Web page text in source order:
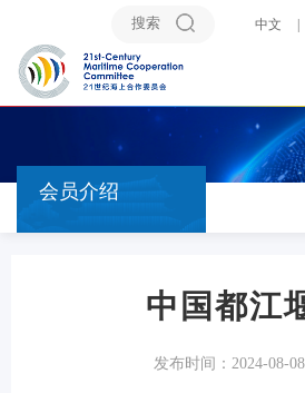
中文
会员介绍
中国都江
发布时间：2024-08-